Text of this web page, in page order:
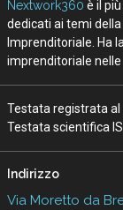
Nextwork360 è il
dedicati ai temi
Imprenditoriale. Ha
imprenditoriale
Testata registrata al
Testata scientifica
Indirizzo
Via Moretto da